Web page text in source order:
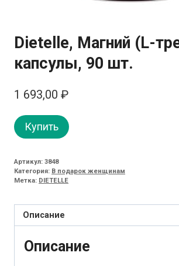
Dietelle, Магний (L-
капсулы, 90 шт.
1 693,00 ₽
Купить
Артикул: 3848
Категория: В подарок женщинам
Метка: DIETELLE
Описание
Описание